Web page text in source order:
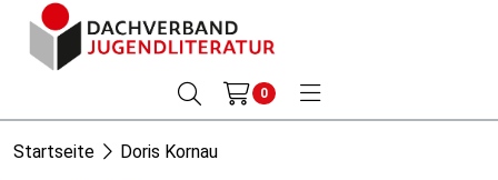
0
Startseite Doris Kornau